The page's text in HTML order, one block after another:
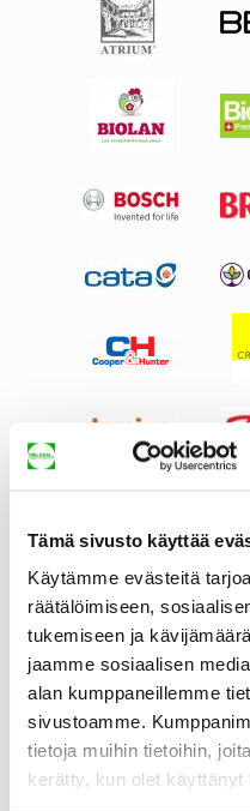
Tämä sivusto käyttää
Käytämme evästeitä
räätälöimiseen,
tukemiseen ja
jaamme sosiaalisen
alan kumppaneillemme
sivustoamme.
tietoja muihin tietoihin,
kerätty, kun olet käyttänyt